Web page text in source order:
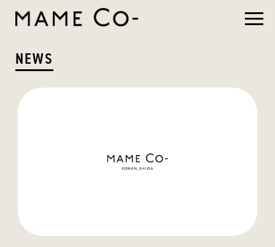
NEWS